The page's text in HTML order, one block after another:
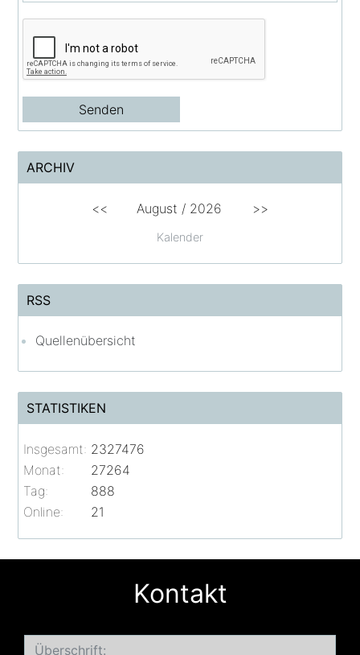
ARCHIV
Kalender
<< August / 2026 >>
RSS
Quellenübersicht
STATISTIKEN
Online: 21
Insgesamt: 2327476
Monat:
27264
Tag:
888
Kontakt